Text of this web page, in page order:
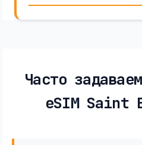
Часто
eSIM Saint